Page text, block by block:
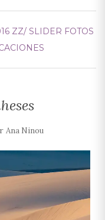
ZZ/ SLIDER FOTOS
Ana Ninou